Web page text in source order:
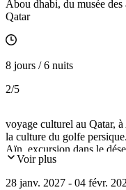
Abou dhabi, du musée des
Qatar
8 jours / 6 nuits
2/5
voyage culturel au Qatar,
la culture du golfe
Aïn, excursion dans le
l'habitant à la rencontre
Voir plus
28 janv. 2027 - 04 févr.